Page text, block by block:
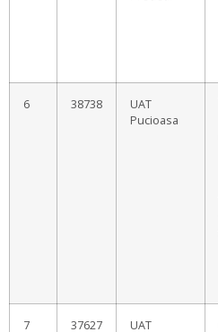
6 38738
UAT
Pucioasa
7 37627
UAT